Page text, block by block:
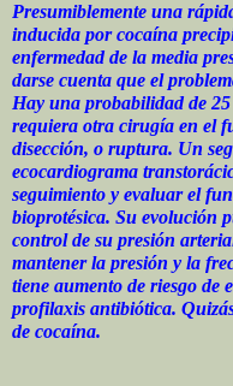
Presumiblemente una
inducida por cocaína
enfermedad de la media
darse cuenta que el
Hay una probabilidad de
requiera otra cirugía en el
disección, o ruptura. Un
ecocardiograma
seguimiento y evaluar el
bioprotésica. Su evolución
control de su presión
mantener la presión y la
tiene aumento de riesgo de
profilaxis antibiótica.
de cocaína.